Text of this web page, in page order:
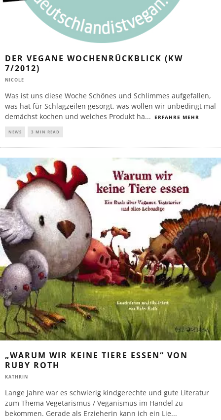
DER VEGANE WOCHENRÜCKBLICK (KW
7/2012)
NICOLE
Was ist uns diese Woche Schönes und Schlimmes aufgefallen,
was hat für Schlagzeilen gesorgt, was wollen wir unbedingt mal
demächst kochen und welches Produkt ha... ERFAHRE MEHR
NEWS 3 MIN READ
„WARUM WIR KEINE TIERE ESSEN“ VON
RUBY ROTH
KATHRIN
Lange Jahre war es schwierig kindgerechte und gute Literatur
zum Thema Vegetarismus / Veganismus im Handel zu
bekommen. Gerade als Erzieherin kann ich ein Lie...